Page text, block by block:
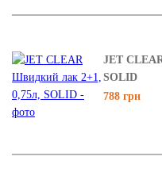
JET
SOLID
788 грн